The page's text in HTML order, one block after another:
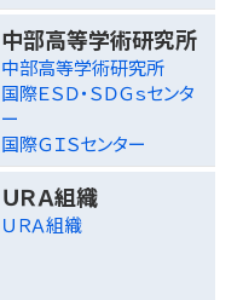
中部高等学術研究所
中部高等学術研究所
国際ＥＳＤ・ＳＤＧｓセンタ
ー
国際ＧＩＳセンター
ＵＲＡ組織
ＵＲＡ組織